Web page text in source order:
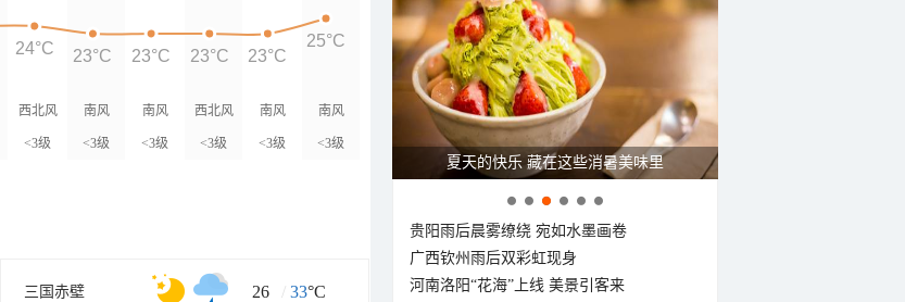
西北风
<3级
南风
<3级
南风
<3级
西北风
<3级
南风
<3级
南风
<3级
24°C 23°C 23°C 23°C 23°C
25°C
三国赤壁 26 / 33°C
夏天的快乐 藏在这些消暑美味里
贵阳雨后晨雾缭绕 宛如水墨画卷
广西钦州雨后双彩虹现身
河南洛阳“花海”上线 美景引客来